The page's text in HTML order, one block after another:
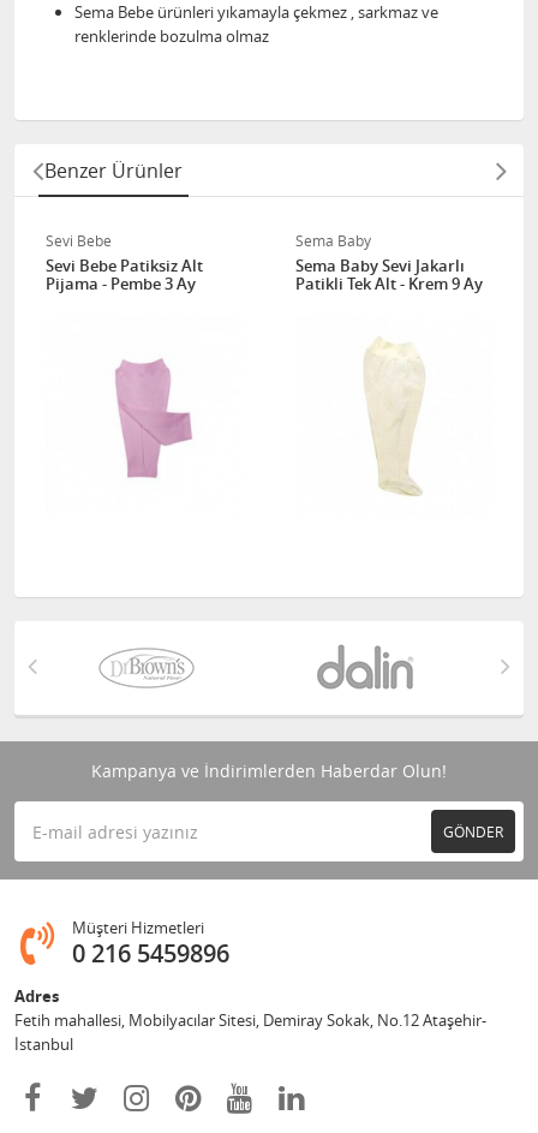
Sema Bebe ürünleri yıkamayla çekmez , sarkmaz ve
renklerinde bozulma olmaz
Benzer Ürünler
Sevi Bebe
Sevi Bebe Patiksiz Alt
Pijama - Pembe 3 Ay
Sema Baby
Sema Baby Sevi Jakarlı
Patikli Tek Alt - Krem 9 Ay
Kampanya ve İndirimlerden Haberdar Olun!
GÖNDER
Müşteri Hizmetleri
0 216 5459896
Adres
Fetih mahallesi, Mobilyacılar Sitesi, Demiray Sokak, No.12 Ataşehir-
İstanbul